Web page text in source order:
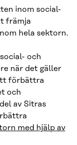
inom social-
främja
hela sektorn.
och
när det gäller
förbättra
och
av Sitras
med hjälp av